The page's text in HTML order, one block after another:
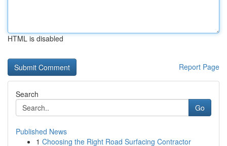
HTML is disabled
Report Page
Search
Go
Published News
1 Choosing the Right Road Surfacing Contractor